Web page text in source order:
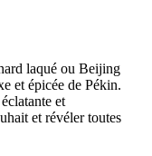
laqué ou Beijing
et épicée de Pékin.
et
et révéler toutes